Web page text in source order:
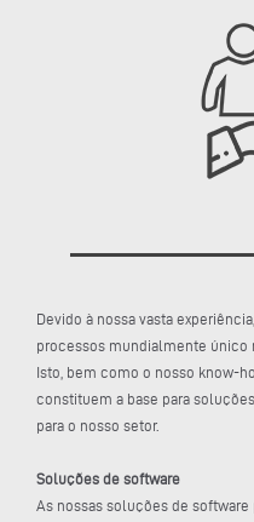
Devido à nossa vasta
processos mundialmente único
Isto, bem como o nosso know-
constituem a base para
para o nosso setor.
Soluções de software
As nossas soluções de